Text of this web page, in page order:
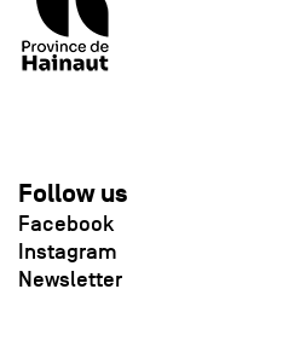
Follow us
Facebook
Instagram
Newsletter